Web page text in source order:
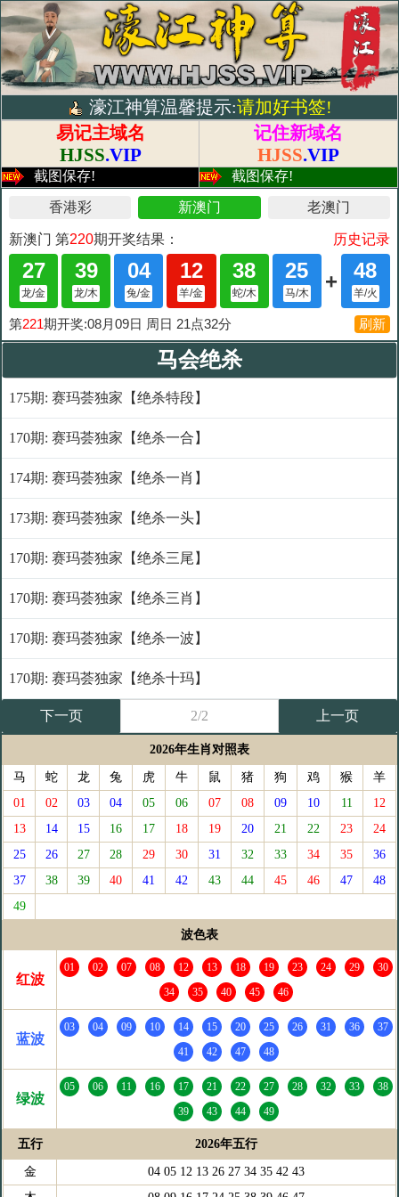
濠江神算温馨提示:请加好书签!
易记主域名
HJSS.VIP
记住新域名
HJSS.VIP
截图保存! 截图保存!
马会绝杀
175期: 赛玛荟独家【绝杀特段】
170期: 赛玛荟独家【绝杀一合】
174期: 赛玛荟独家【绝杀一肖】
173期: 赛玛荟独家【绝杀一头】
170期: 赛玛荟独家【绝杀三尾】
170期: 赛玛荟独家【绝杀三肖】
170期: 赛玛荟独家【绝杀一波】
170期: 赛玛荟独家【绝杀十玛】
下一页 2/2 上一页
2026年生肖对照表
马 蛇 龙 兔 虎 牛 鼠 猪 狗 鸡 猴
羊
01
02 03 04 05 06 07 08 09 10 11
12
13
14 15 16 17 18 19 20 21 22 23
24
25
26 27 28 29 30 31 32 33 34 35
36
37
38 39 40 41 42 43 44 45 46 47
48
49
波色表
红波
01 02 07 08 12 13 18 19 23 24 29
30
34
35 40 45 46
蓝波
03 04 09 10 14 15 20 25 26 31 36
37
41
42 47 48
绿波
05 06 11 16 17 21 22 27 28 32 33
38
39
43 44 49
五行 2026年五行
金
04 05 12 13 26 27 34 35 42 43